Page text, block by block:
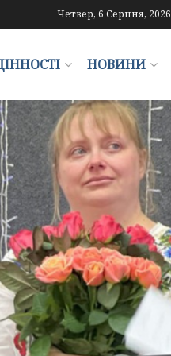
Четвер, 6 Серпня, 2026
НОВИНИ